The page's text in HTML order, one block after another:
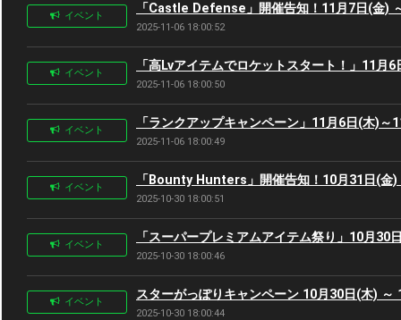
イベント 「Castle Defense」開催告知！11月7日(金)
2025-11-06 18:00:52
イベント 「高Lvアイテムでロケットスタート！」11月
2025-11-06 18:00:50
イベント 「ランクアップキャンペーン」11月6日(木)～
2025-11-06 18:00:49
イベント 「Bounty Hunters」開催告知！10月31日(金
2025-10-30 18:00:51
イベント 「スーパープレミアムアイテム祭り」10月30
2025-10-30 18:00:46
イベント スターがっぽりキャンペーン 10月30日(木) ～
2025-10-30 18:00:44